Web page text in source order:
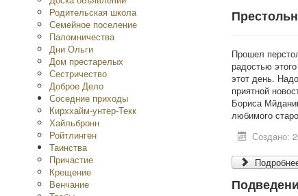
Родительская школа
Семейное поселение
Паломничества
Дни Ольги
Дом престарелых
Сестричество
Доброе Дело
Соседние приходы
Кирххайм-унтер-Текк
Хайльбронн
Ройтлинген
Таинства
Причастие
Крещение
Венчание
Прошел
радостью
этот день.
приятной
Бориса
любимого
Создано: